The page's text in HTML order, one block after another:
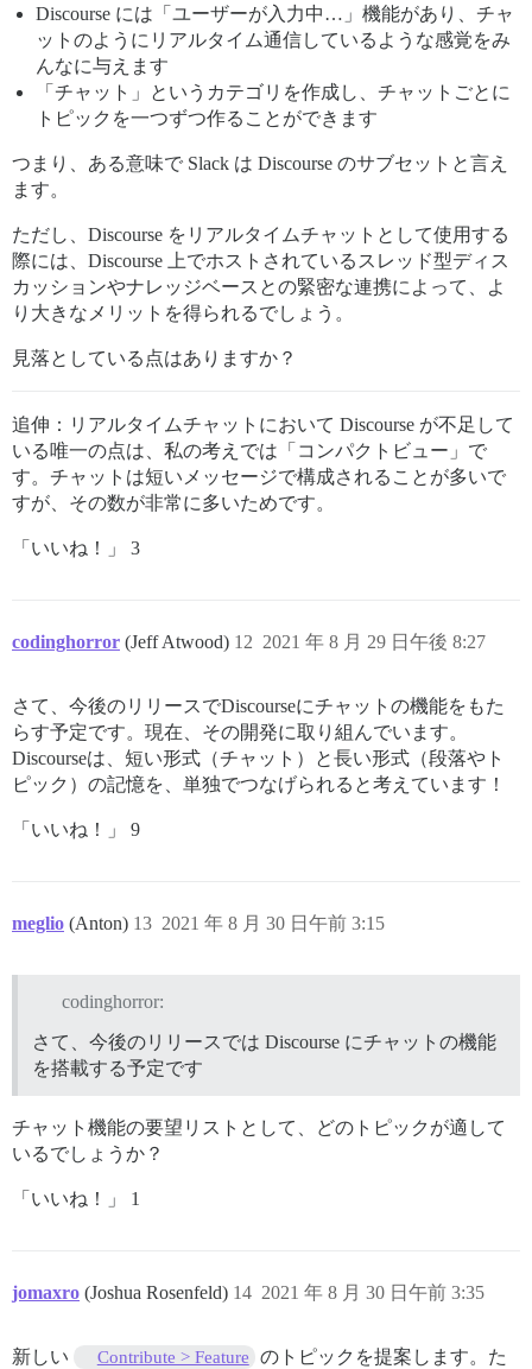
Discourse には「ユーザーが入力中…」機能があり、チャ
ットのようにリアルタイム通信しているような感覚をみ
んなに与えます
「チャット」というカテゴリを作成し、チャットごとに
トピックを一つずつ作ることができます
つまり、ある意味で Slack は Discourse のサブセットと言え
ます。
ただし、Discourse をリアルタイムチャットとして使用する
際には、Discourse 上でホストされているスレッド型ディス
カッションやナレッジベースとの緊密な連携によって、よ
り大きなメリットを得られるでしょう。
見落としている点はありますか？
追伸：リアルタイムチャットにおいて Discourse が不足して
いる唯一の点は、私の考えでは「コンパクトビュー」で
す。チャットは短いメッセージで構成されることが多いで
すが、その数が非常に多いためです。
「いいね！」 3
codinghorror (Jeff Atwood) 2021 年 8 月 29 日午後 8:27
12
さて、今後のリリースでDiscourseにチャットの機能をもた
らす予定です。現在、その開発に取り組んでいます。
Discourseは、短い形式（チャット）と長い形式（段落やト
ピック）の記憶を、単独でつなげられると考えています！
「いいね！」 9
meglio (Anton) 2021 年 8 月 30 日午前 3:15
13
codinghorror:
さて、今後のリリースでは Discourse にチャットの機能
を搭載する予定です
チャット機能の要望リストとして、どのトピックが適して
いるでしょうか？
「いいね！」 1
jomaxro (Joshua Rosenfeld) 2021 年 8 月 30 日午前 3:35
14
新しい Contribute > Feature
のトピックを提案します。た